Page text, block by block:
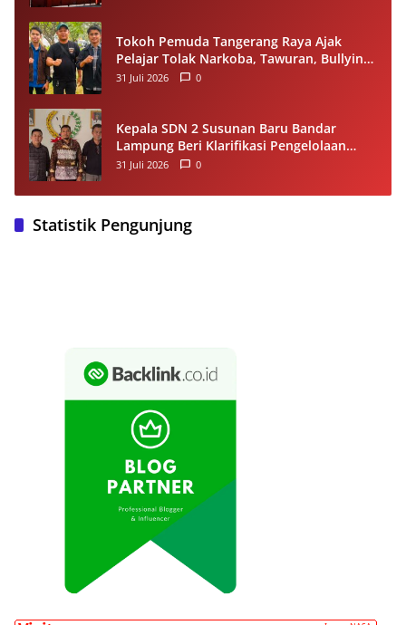
Tokoh Pemuda Tangerang Raya Ajak
Pelajar Tolak Narkoba, Tawuran, Bullying
dan Miras
31 Juli 2026 0
Kepala SDN 2 Susunan Baru Bandar
Lampung Beri Klarifikasi Pengelolaan
Dana BOS, Tegaskan Sesuai Juknis
31 Juli 2026 0
Statistik Pengunjung